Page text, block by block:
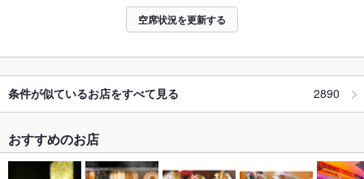
空席状況を更新する
条件が似ているお店をすべて見る 2890
おすすめのお店